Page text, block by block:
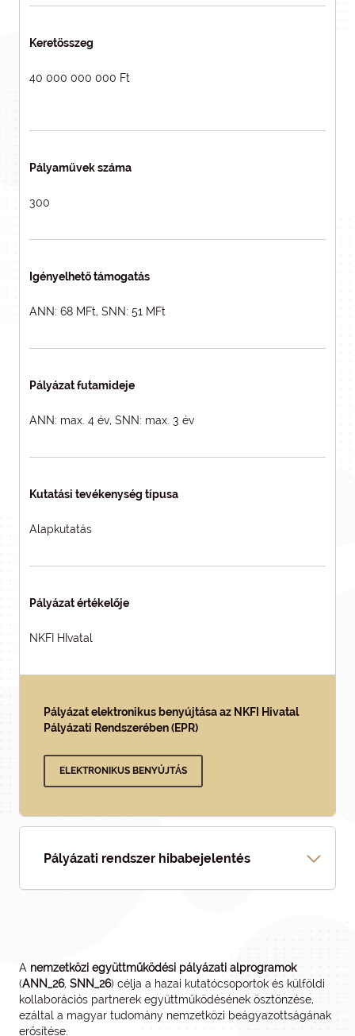
Keretösszeg
40 000 000 000 Ft
Pályaművek száma
300
Igényelhető támogatás
ANN: 68 MFt, SNN: 51 MFt
Pályázat futamideje
ANN: max. 4 év, SNN: max. 3 év
Kutatási tevékenység típusa
Alapkutatás
Pályázat értékelője
NKFI HIvatal
Pályázat elektronikus benyújtása az NKFI Hivatal
Pályázati Rendszerében (EPR)
ELEKTRONIKUS BENYÚJTÁS
Pályázati rendszer hibabejelentés
A nemzetközi együttműködési pályázati alprogramok
(ANN_26, SNN_26) célja a hazai kutatócsoportok és külföldi
kollaborációs partnerek együttműködésének ösztönzése,
ezáltal a magyar tudomány nemzetközi beágyazottságának
erősítése.